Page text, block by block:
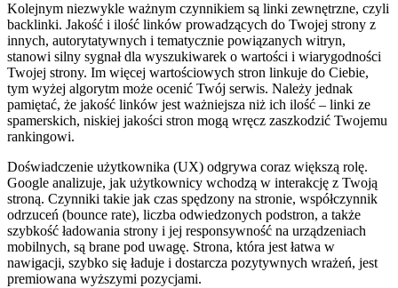
Kolejnym niezwykle ważnym czynnikiem są linki zewnętrzne, czyli
backlinki. Jakość i ilość linków prowadzących do Twojej strony z
innych, autorytatywnych i tematycznie powiązanych witryn,
stanowi silny sygnał dla wyszukiwarek o wartości i wiarygodności
Twojej strony. Im więcej wartościowych stron linkuje do Ciebie,
tym wyżej algorytm może ocenić Twój serwis. Należy jednak
pamiętać, że jakość linków jest ważniejsza niż ich ilość – linki ze
spamerskich, niskiej jakości stron mogą wręcz zaszkodzić Twojemu
rankingowi.
Doświadczenie użytkownika (UX) odgrywa coraz większą rolę.
Google analizuje, jak użytkownicy wchodzą w interakcję z Twoją
stroną. Czynniki takie jak czas spędzony na stronie, współczynnik
odrzuceń (bounce rate), liczba odwiedzonych podstron, a także
szybkość ładowania strony i jej responsywność na urządzeniach
mobilnych, są brane pod uwagę. Strona, która jest łatwa w
nawigacji, szybko się ładuje i dostarcza pozytywnych wrażeń, jest
premiowana wyższymi pozycjami.